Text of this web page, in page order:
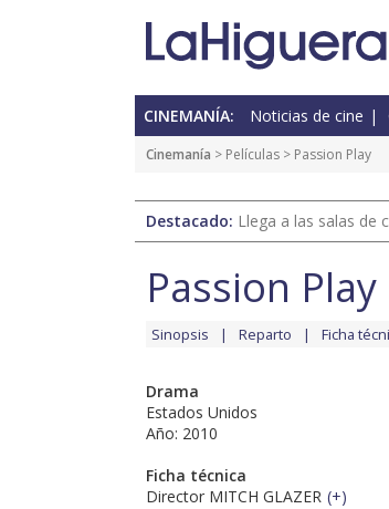
CINEMANÍA: Noticias de cine
Cinemanía > Películas > Passion Play
Destacado: Llega a las salas de
Passion Play
Sinopsis Reparto Ficha
Drama
Estados Unidos
Año: 2010
Ficha técnica
Director MITCH GLAZER (+)